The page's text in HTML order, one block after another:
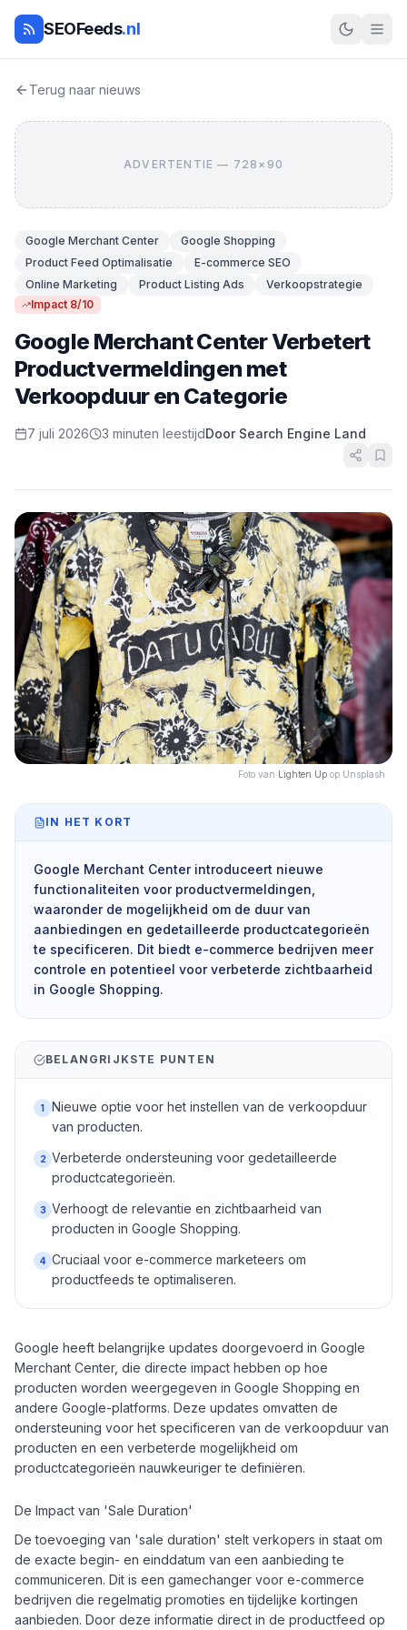
SEOFeeds.nl
Terug naar nieuws
ADVERTENTIE — 728×90
Google Merchant Center
Google Shopping
Product Feed Optimalisatie
E-commerce SEO
Online Marketing
Product Listing Ads
Verkoopstrategie
Impact 8/10
Google Merchant Center Verbetert
Productvermeldingen met
Verkoopduur en Categorie
7 juli 2026 3 minuten leestijdDoor Search Engine Land
Foto van Lighten Up op Unsplash
IN HET KORT
Google Merchant Center introduceert nieuwe
functionaliteiten voor productvermeldingen,
waaronder de mogelijkheid om de duur van
aanbiedingen en gedetailleerde productcategorieën
te specificeren. Dit biedt e-commerce bedrijven meer
controle en potentieel voor verbeterde zichtbaarheid
in Google Shopping.
BELANGRIJKSTE PUNTEN
1
Nieuwe optie voor het instellen van de verkoopduur
van producten.
2 Verbeterde ondersteuning voor gedetailleerde
productcategorieën.
3 Verhoogt de relevantie en zichtbaarheid van
producten in Google Shopping.
4 Cruciaal voor e-commerce marketeers om
productfeeds te optimaliseren.
Google heeft belangrijke updates doorgevoerd in Google
Merchant Center, die directe impact hebben op hoe
producten worden weergegeven in Google Shopping en
andere Google-platforms. Deze updates omvatten de
ondersteuning voor het specificeren van de verkoopduur van
producten en een verbeterde mogelijkheid om
productcategorieën nauwkeuriger te definiëren.
De Impact van 'Sale Duration'
De toevoeging van 'sale duration' stelt verkopers in staat om
de exacte begin- en einddatum van een aanbieding te
communiceren. Dit is een gamechanger voor e-commerce
bedrijven die regelmatig promoties en tijdelijke kortingen
aanbieden. Door deze informatie direct in de productfeed op